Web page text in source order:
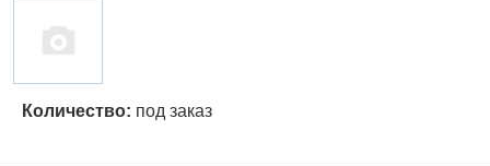
Количество: под заказ